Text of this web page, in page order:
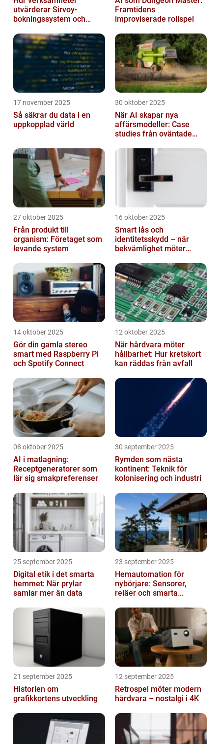
utvärderar Sirvoy-
bokningssystem och
Framtidens
improviserade rollspel
17 november 2025
Så säkrar du data i en
uppkopplad värld
30 oktober 2025
När AI skapar nya
affärsmodeller: Case
studies från oväntade
27 oktober 2025
Från produkt till
organism: Företaget som
levande system
16 oktober 2025
Smart lås och
identitetsskydd – när
bekvämlighet möter
14 oktober 2025
Gör din gamla stereo
smart med Raspberry Pi
och Spotify Connect
12 oktober 2025
När hårdvara möter
hållbarhet: Hur kretskort
kan räddas från avfall
08 oktober 2025
AI i matlagning:
Receptgeneratorer som
lär sig smakpreferenser
30 september 2025
Rymden som nästa
kontinent: Teknik för
kolonisering och industri
25 september 2025
Digital etik i det smarta
hemmet: När prylar
samlar mer än data
23 september 2025
Hemautomation för
nybörjare: Sensorer,
reläer och smarta
21 september 2025
Historien om
grafikkortens utveckling
12 september 2025
Retrospel möter modern
hårdvara – nostalgi i 4K